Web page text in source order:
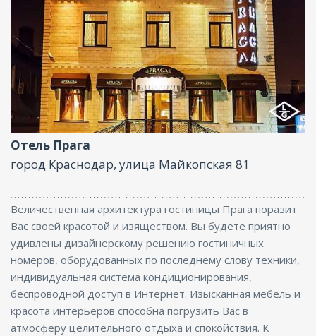
Услуги няни , Ресторан, Бар, Парковка, Интернет,
Бизнес-центр, Баня, Конференц-зал
Отель Прага
город Краснодар, улица Майкопская 81
Величественная архитектура гостиницы Прага поразит
Вас своей красотой и изяществом. Вы будете приятно
удивлены дизайнерскому решению гостиничных
номеров, оборудованных по последнему слову техники,
индивидуальная система кондиционирования,
беспроводной доступ в Интернет. Изысканная мебель и
красота интерьеров способна погрузить Вас в
атмосферу целительного отдыха и спокойствия. К